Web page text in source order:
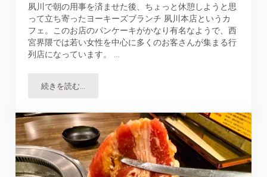
夙川で朝の用事を済ませた後、ちょっと休憩しようと思
って立ち寄ったヨーキーズブランチ 夙川本店というカ
フェ。このお店のパンケーキがかなり有名なようで、西
宮界隈では若い女性を中心に多くのお客さんが集まる行
列店になっています。 …
続きを読む…ヨーキーズブランチ夙川本店での週末ブランチ、どうだっ